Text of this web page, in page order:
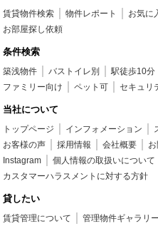
賃貸物件検索 物件レポート お気に
お部屋探し依頼
条件検索
築浅物件 バストイレ別 駅徒歩10分
ファミリー向け
ペット可 セキュリ
当社について
トップページ インフォメーション
お客様の声
採用情報 会社概要
Instagram
個人情報の取扱いについて
カスタマーハラスメントに対する方針
貸したい
賃貸管理について 管理物件ギャラリー